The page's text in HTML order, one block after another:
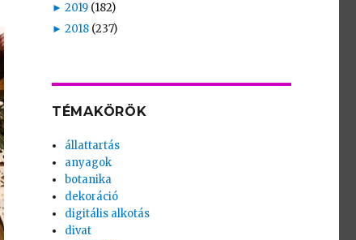
► 2019 (182)
► 2018 (237)
TÉMAKÖRÖK
állattartás
anyagok
botanika
dekoráció
digitális alkotás
divat